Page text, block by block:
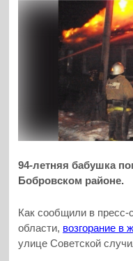
94-летняя бабушка
Бобровском районе.
Как сообщили в
области, возгорание в
улице Советской